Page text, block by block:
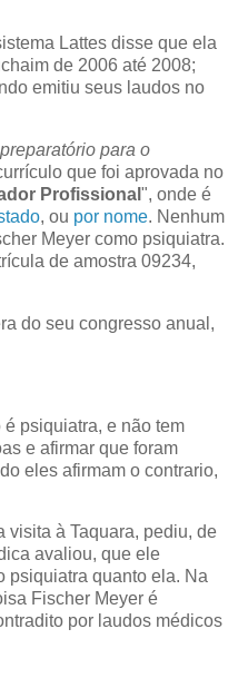
Lattes disse que ela
de 2006 até 2008;
emitiu seus laudos no
preparatório para o
que foi aprovada no
Profissional ", onde é
, ou por nome. Nenhum
Meyer como psiquiatra.
de amostra 09234,
do seu congresso anual,
psiquiatra, e não tem
e afirmar que foram
eles afirmam o contrario,
visita à Taquara, pediu, de
avaliou, que ele
psiquiatra quanto ela. Na
Fischer Meyer é
por laudos médicos